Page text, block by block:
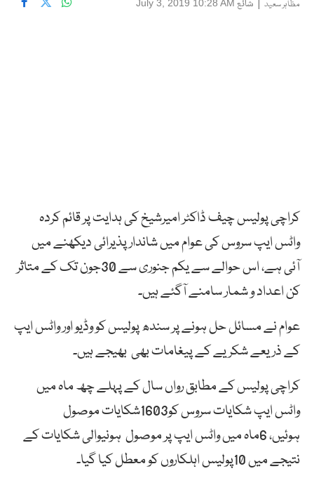
مظاہر سعید | شائع July 3, 2019 10:28 AM
کراچی پولیس چیف ڈاکٹر امیرشیخ کی ہدایت پر قائم کردہ
واٹس ایپ سروس کی عوام میں شاندار پذیرائی دیکھنے میں
آئی ہے، اس حوالے سے یکم جنوری سے 30جون تک کے متاثر
کن اعداد و شمار سامنے آگئے ہیں۔
عوام نے مسائل حل ہونے پر سندھ پولیس کو وڈیو اور واٹس ایپ
کے ذریعے شکریے کے پیغامات بھی بھیجے ہیں۔
کراچی پولیس کے مطابق رواں سال کے پہلے چھ ماہ میں
واٹس ایپ شکایات سروس کو1603شکایات موصول
ہوئیں، 6ماہ میں واٹس ایپ پر موصول ہونیوالی شکایات کے
نتیجے میں 10پولیس اہلکاروں کو معطل کیا گیا۔